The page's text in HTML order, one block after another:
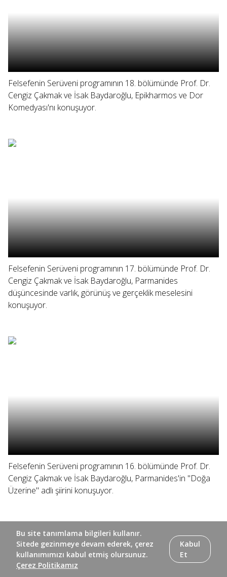
Felsefenin Serüveni programının 18. bölümünde Prof. Dr.
Cengiz Çakmak ve İsak Baydaroğlu, Epikharmos ve Dor
Komedyası'nı konuşuyor.
Felsefenin Serüveni programının 17. bölümünde Prof. Dr.
Cengiz Çakmak ve İsak Baydaroğlu, Parmanides
düşüncesinde varlık, görünüş ve gerçeklik meselesini
konuşuyor.
Felsefenin Serüveni programının 16. bölümünde Prof. Dr.
Cengiz Çakmak ve İsak Baydaroğlu, Parmanides'in "Doğa
Üzerine" adlı şiirini konuşuyor.
Bu site tanımlama bilgileri kullanır.
Sitede gezinmeye devam ederek, çerez
kullanımımızı kabul etmiş olursunuz.
Çerez Politikamız
Kabul
Et